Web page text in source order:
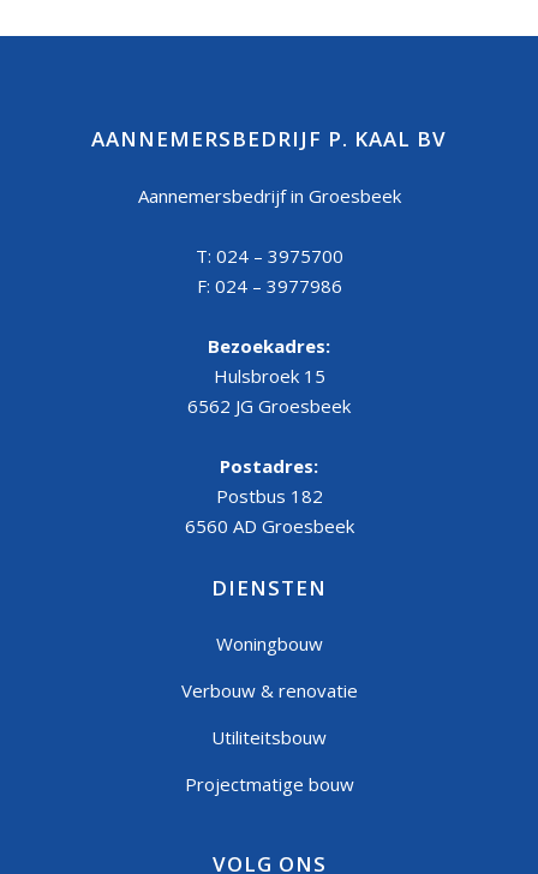
AANNEMERSBEDRIJF P. KAAL BV
Aannemersbedrijf in Groesbeek
T: 024 – 3975700
F: 024 – 3977986
Bezoekadres:
Hulsbroek 15
6562 JG Groesbeek
Postadres:
Postbus 182
6560 AD Groesbeek
DIENSTEN
Woningbouw
Verbouw & renovatie
Utiliteitsbouw
Projectmatige bouw
VOLG ONS